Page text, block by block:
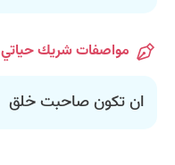
مواصفات شريك حياتي
ان تكون صاحبت خلق